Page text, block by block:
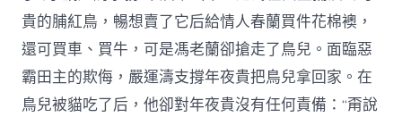
貴的脯紅鳥，暢想賣了它后給情人春蘭買件花棉襖，
還可買車、買牛，可是馮老蘭卻搶走了鳥兒。面臨惡
霸田主的欺侮，嚴運濤支撐年夜貴把鳥兒拿回家。在
鳥兒被貓吃了后，他卻對年夜貴沒有任何責備：“甭說